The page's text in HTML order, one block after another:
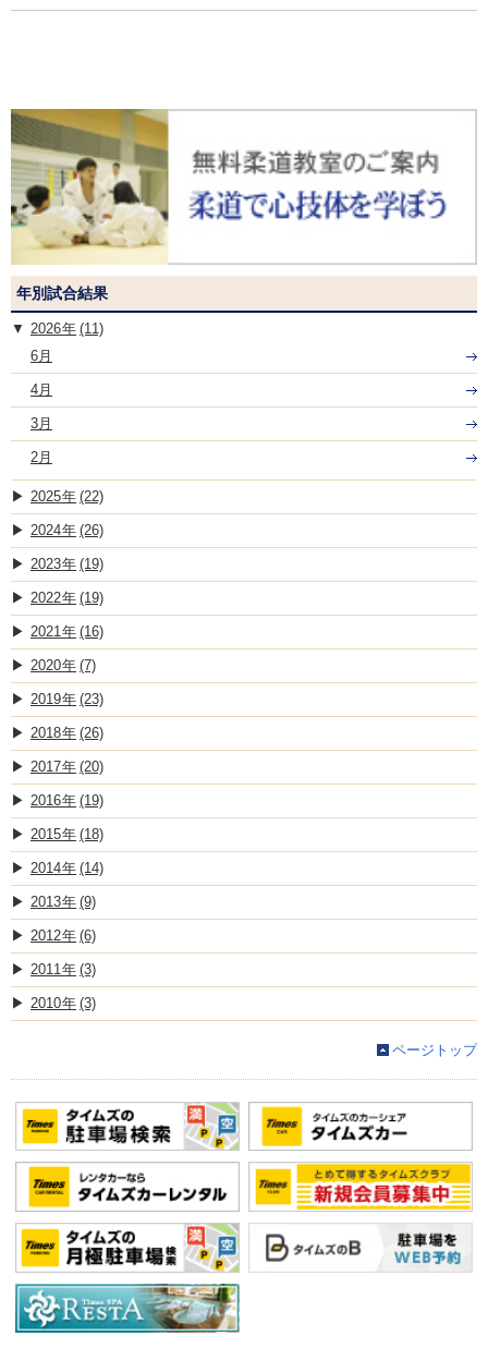
年別試合結果
2026
(11)
6月
4月
3月
2月
2025 (22)
2024 (26)
2023 (19)
2022 (19)
2021 (16)
2020 (7)
2019 (23)
2018 (26)
2017 (20)
2016 (19)
2015 (18)
2014 (14)
2013 (9)
2012 (6)
2011 (3)
2010 (3)
ページトップ